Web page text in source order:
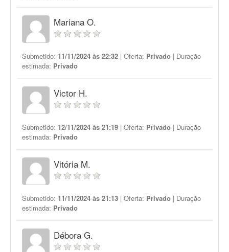
Mariana O.
Submetido: 11/11/2024 às 22:32 | Oferta: Privado | Duração
estimada: Privado
Victor H.
Submetido: 12/11/2024 às 21:19 | Oferta: Privado | Duração
estimada: Privado
Vitória M.
Submetido: 11/11/2024 às 21:13 | Oferta: Privado | Duração
estimada: Privado
Débora G.